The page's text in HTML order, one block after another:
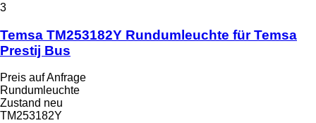
3
Temsa TM253182Y Rundumleuchte für Temsa
Prestij Bus
Preis auf Anfrage
Rundumleuchte
Zustand neu
TM253182Y